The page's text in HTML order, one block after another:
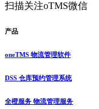
扫描关注oTMS微信
产品
oneTMS 物流管理软件
DSS 仓库预约管理系统
全橙服务 物流管理服务